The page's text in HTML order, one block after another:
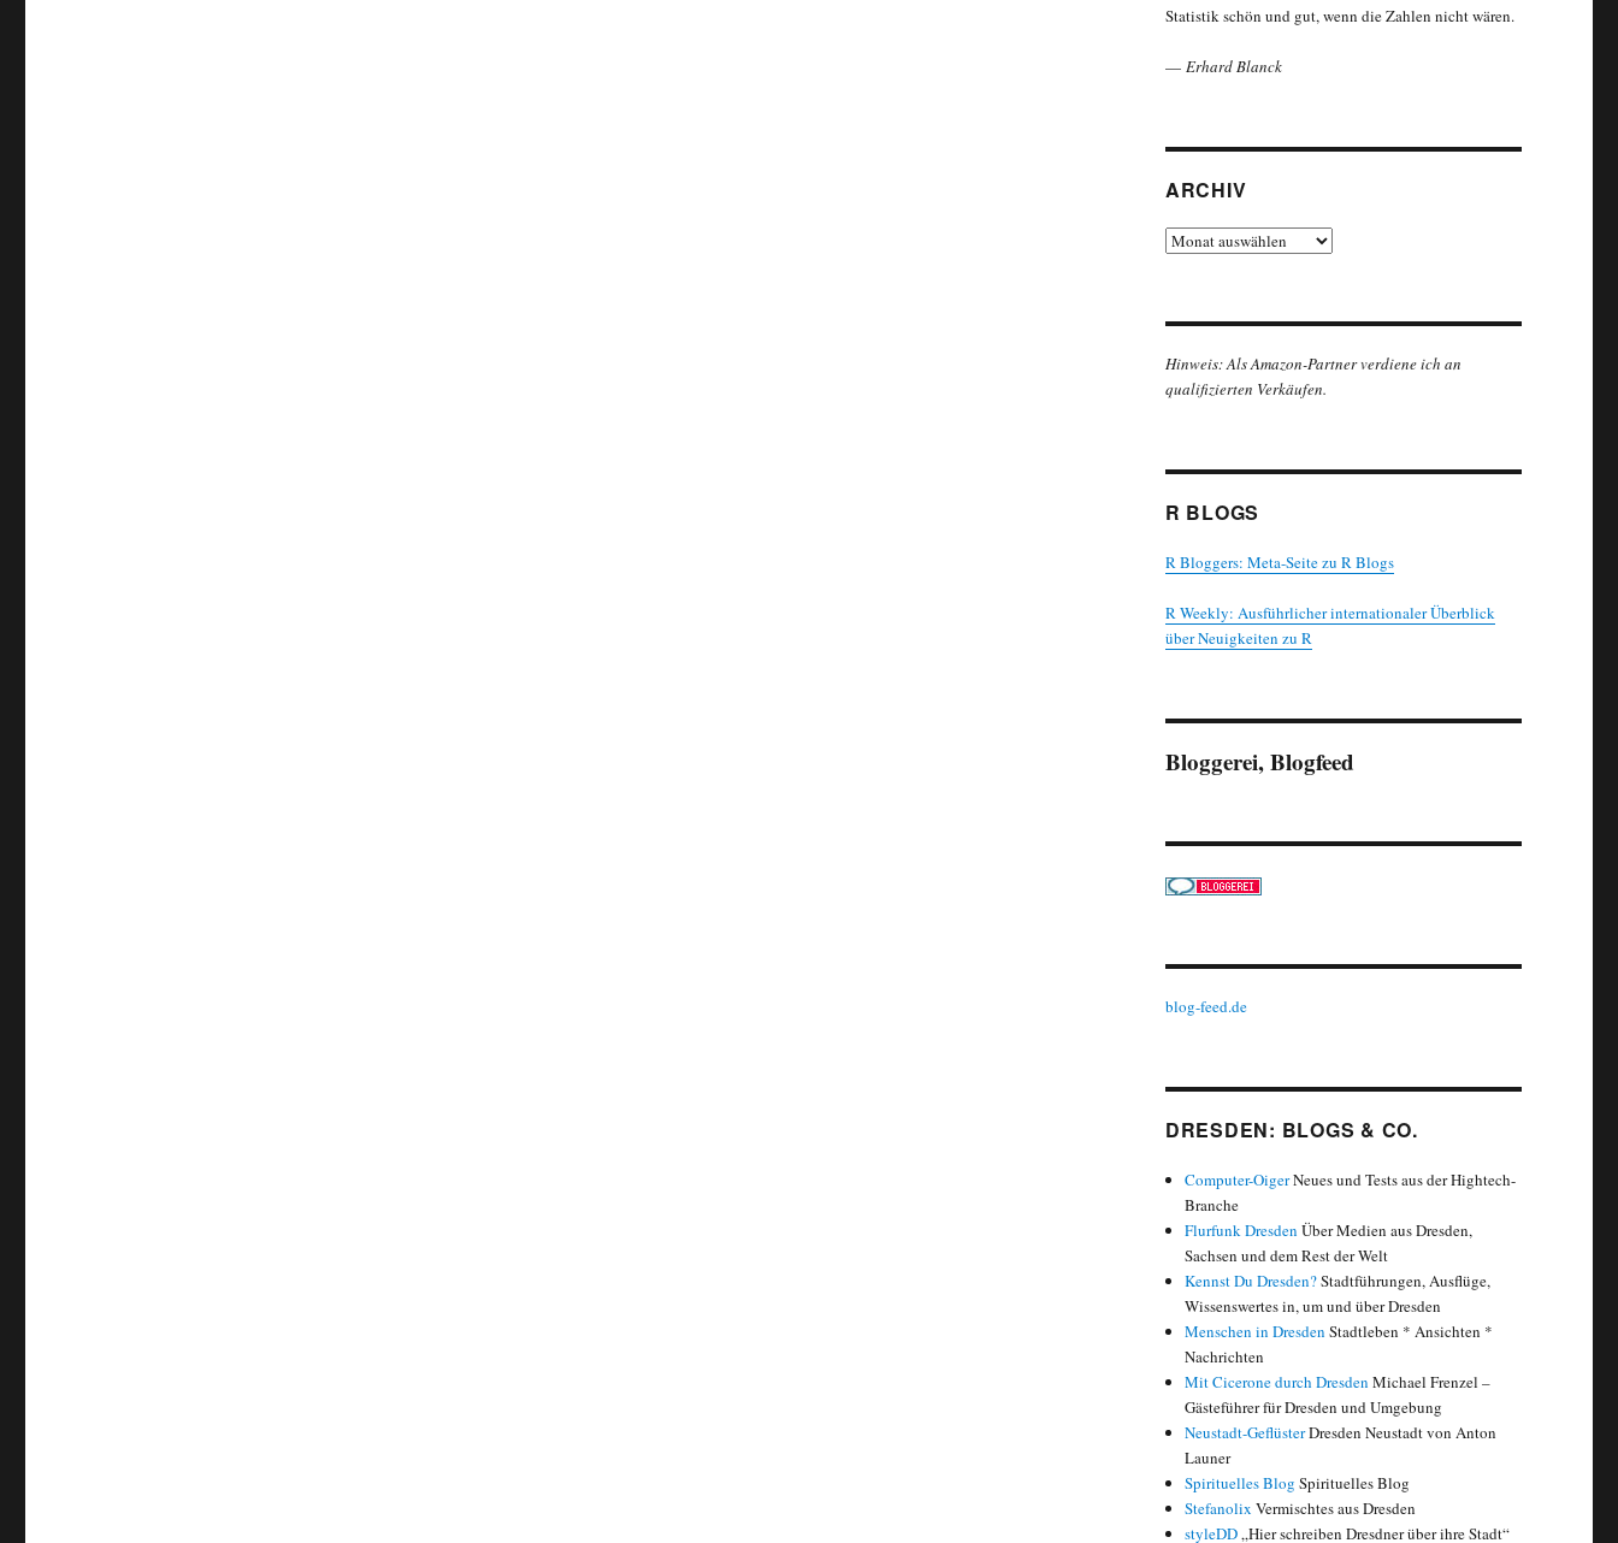
Statistik schön und gut, wenn die Zahlen nicht wären.
— Erhard Blanck
ARCHIV
Archiv
Hinweis: Als Amazon-Partner verdiene ich an
qualifizierten Verkäufen.
R BLOGS
R Bloggers: Meta-Seite zu R Blogs
R Weekly: Ausführlicher internationaler Überblick
über Neuigkeiten zu R
Bloggerei, Blogfeed
blog-feed.de
DRESDEN: BLOGS & CO.
Computer-OigerNeues und Tests aus der Hightech-
Branche
Flurfunk Dresden Über Medien aus Dresden,
Sachsen und dem Rest der Welt
Kennst Du Dresden?Stadtführungen, Ausflüge,
Wissenswertes in, um und über Dresden
Menschen in Dresden Stadtleben * Ansichten *
Nachrichten
Mit Cicerone durch Dresden Michael Frenzel –
Gästeführer für Dresden und Umgebung
Neustadt-GeflüsterDresden Neustadt von Anton
Launer
Spirituelles Blog Spirituelles Blog
Stefanolix Vermischtes aus Dresden
styleDD„Hier schreiben Dresdner über ihre Stadt“